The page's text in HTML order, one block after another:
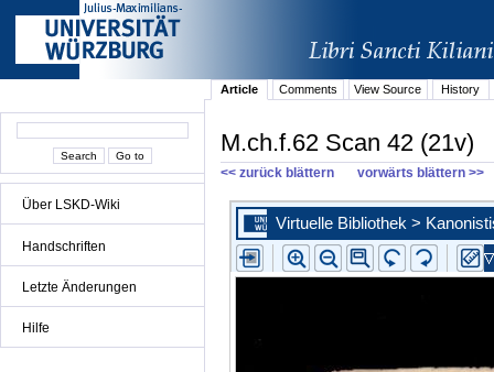
Über LSKD-Wiki
Handschriften
Letzte Änderungen
Hilfe
Article Comments View Source History
M.ch.f.62 Scan 42 (21v)
<< zurück blättern vorwärts blättern >>